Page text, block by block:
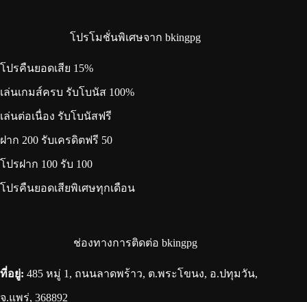
โปรโมชั่นพิเศษจาก bkingpg
โปรคืนยอดเสีย 15%
เล่นเกมส์ครบ รับโบนัส 100%
เล่นต่อเนื่อง รับโบนัสฟรี
ฝาก 200 รับเครดิตฟรี 50
โปรฝาก 100 รับ 100
โปรคืนยอดเสียพิเศษทุกเดือน
ช่องทางการติดต่อ bkingpg
ที่อยู่: 485 หมู่ 1, ถนนลาดพร้าว, ต.พระโขนง, อ.ปทุมวัน,
จ.แพร่, 368892